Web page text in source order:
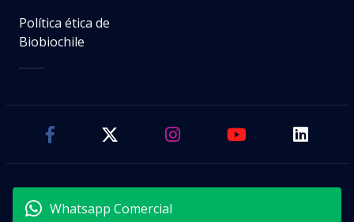
Política ética de
Biobiochile
Whatsapp Comercial